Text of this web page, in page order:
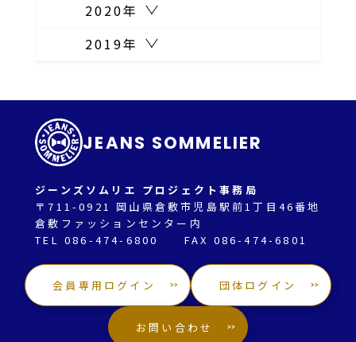
2020年
2019年
JEANS SOMMELIER
ジーンズソムリエ プロジェクト事務局
〒711-0921 岡山県倉敷市児島駅前1丁目46番地
倉敷ファッションセンター内
TEL 086-474-6800 FAX 086-474-6801
会員専用ログイン 団体ログイン
お問い合わせ